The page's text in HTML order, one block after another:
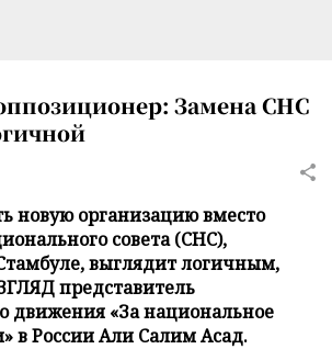
Замена СНС
новую организацию вместо
совета (СНС),
выглядит логичным,
представитель
движения «За национальное
в России Али Салим Асад.